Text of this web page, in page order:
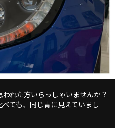
れた方いらっしゃいませんか？
ても、同じ青に見えていまし